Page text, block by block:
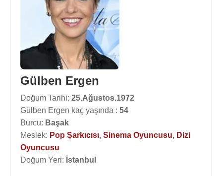
Gülben Ergen
Doğum Tarihi: 25.Ağustos.1972
Gülben Ergen kaç yaşında : 54
Burcu: Başak
Meslek: Pop Şarkıcısı, Sinema Oyuncusu, Dizi
Oyuncusu
Doğum Yeri: İstanbul